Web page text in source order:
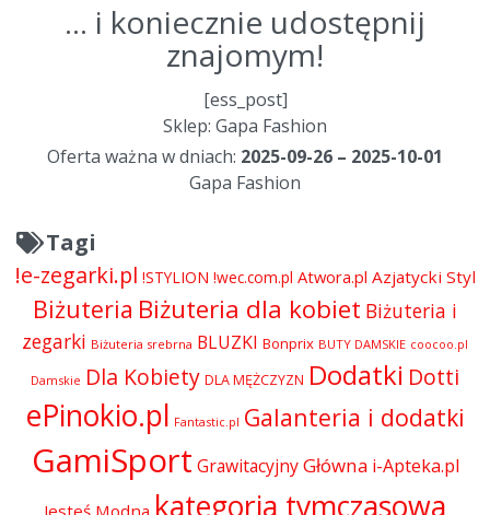
... i koniecznie udostępnij
znajomym!
[ess_post]
Sklep: Gapa Fashion
Oferta ważna w dniach: 2025-09-26 – 2025-10-01
Gapa Fashion
Tagi
!e-zegarki.pl !STYLION !wec.com.pl Atwora.pl Azjatycki Styl
Biżuteria Biżuteria dla kobiet Biżuteria i
zegarki Biżuteria srebrna BLUZKI Bonprix BUTY DAMSKIE coocoo.pl
Damskie Dla Kobiety DLA MĘŻCZYZN Dodatki Dotti
ePinokio.pl Fantastic.pl Galanteria i dodatki
GamiSport Grawitacyjny Główna i-Apteka.pl
kategoria tymczasowa